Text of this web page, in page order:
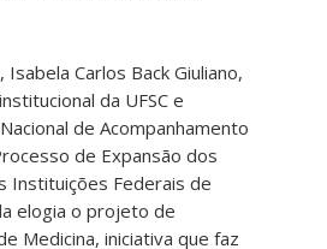
Carlos Back Giuliano,
da UFSC e
de Acompanhamento
de Expansão dos
Instituições Federais de
elogia o projeto de
Medicina, iniciativa que faz